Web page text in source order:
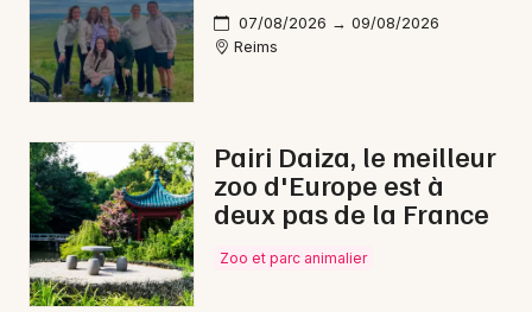
Soirées
Sorties famille
Expos
Sorties & loisirs
Pilotage dans la Marne
Strasbourg
Toulouse
07/08/2026 → 09/08/2026
Reims
Pairi Daiza, le meilleur
zoo d'Europe est à
deux pas de la France
Zoo et parc animalier